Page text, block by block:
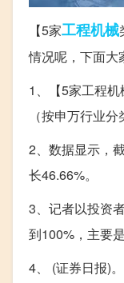
【5家工程机械
情况呢，下面大
1、【5家工程
（按申万行业
2、数据显示，
长46.66%。
3、记者以投资
到100%，主要
4、 (证券日报)。